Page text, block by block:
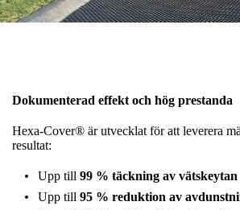
Dokumenterad effekt och hög prestanda
Hexa-Cover® är utvecklat för att leverera
resultat:
Upp till 99 % täckning av vätskeytan
Upp till 95 % reduktion av